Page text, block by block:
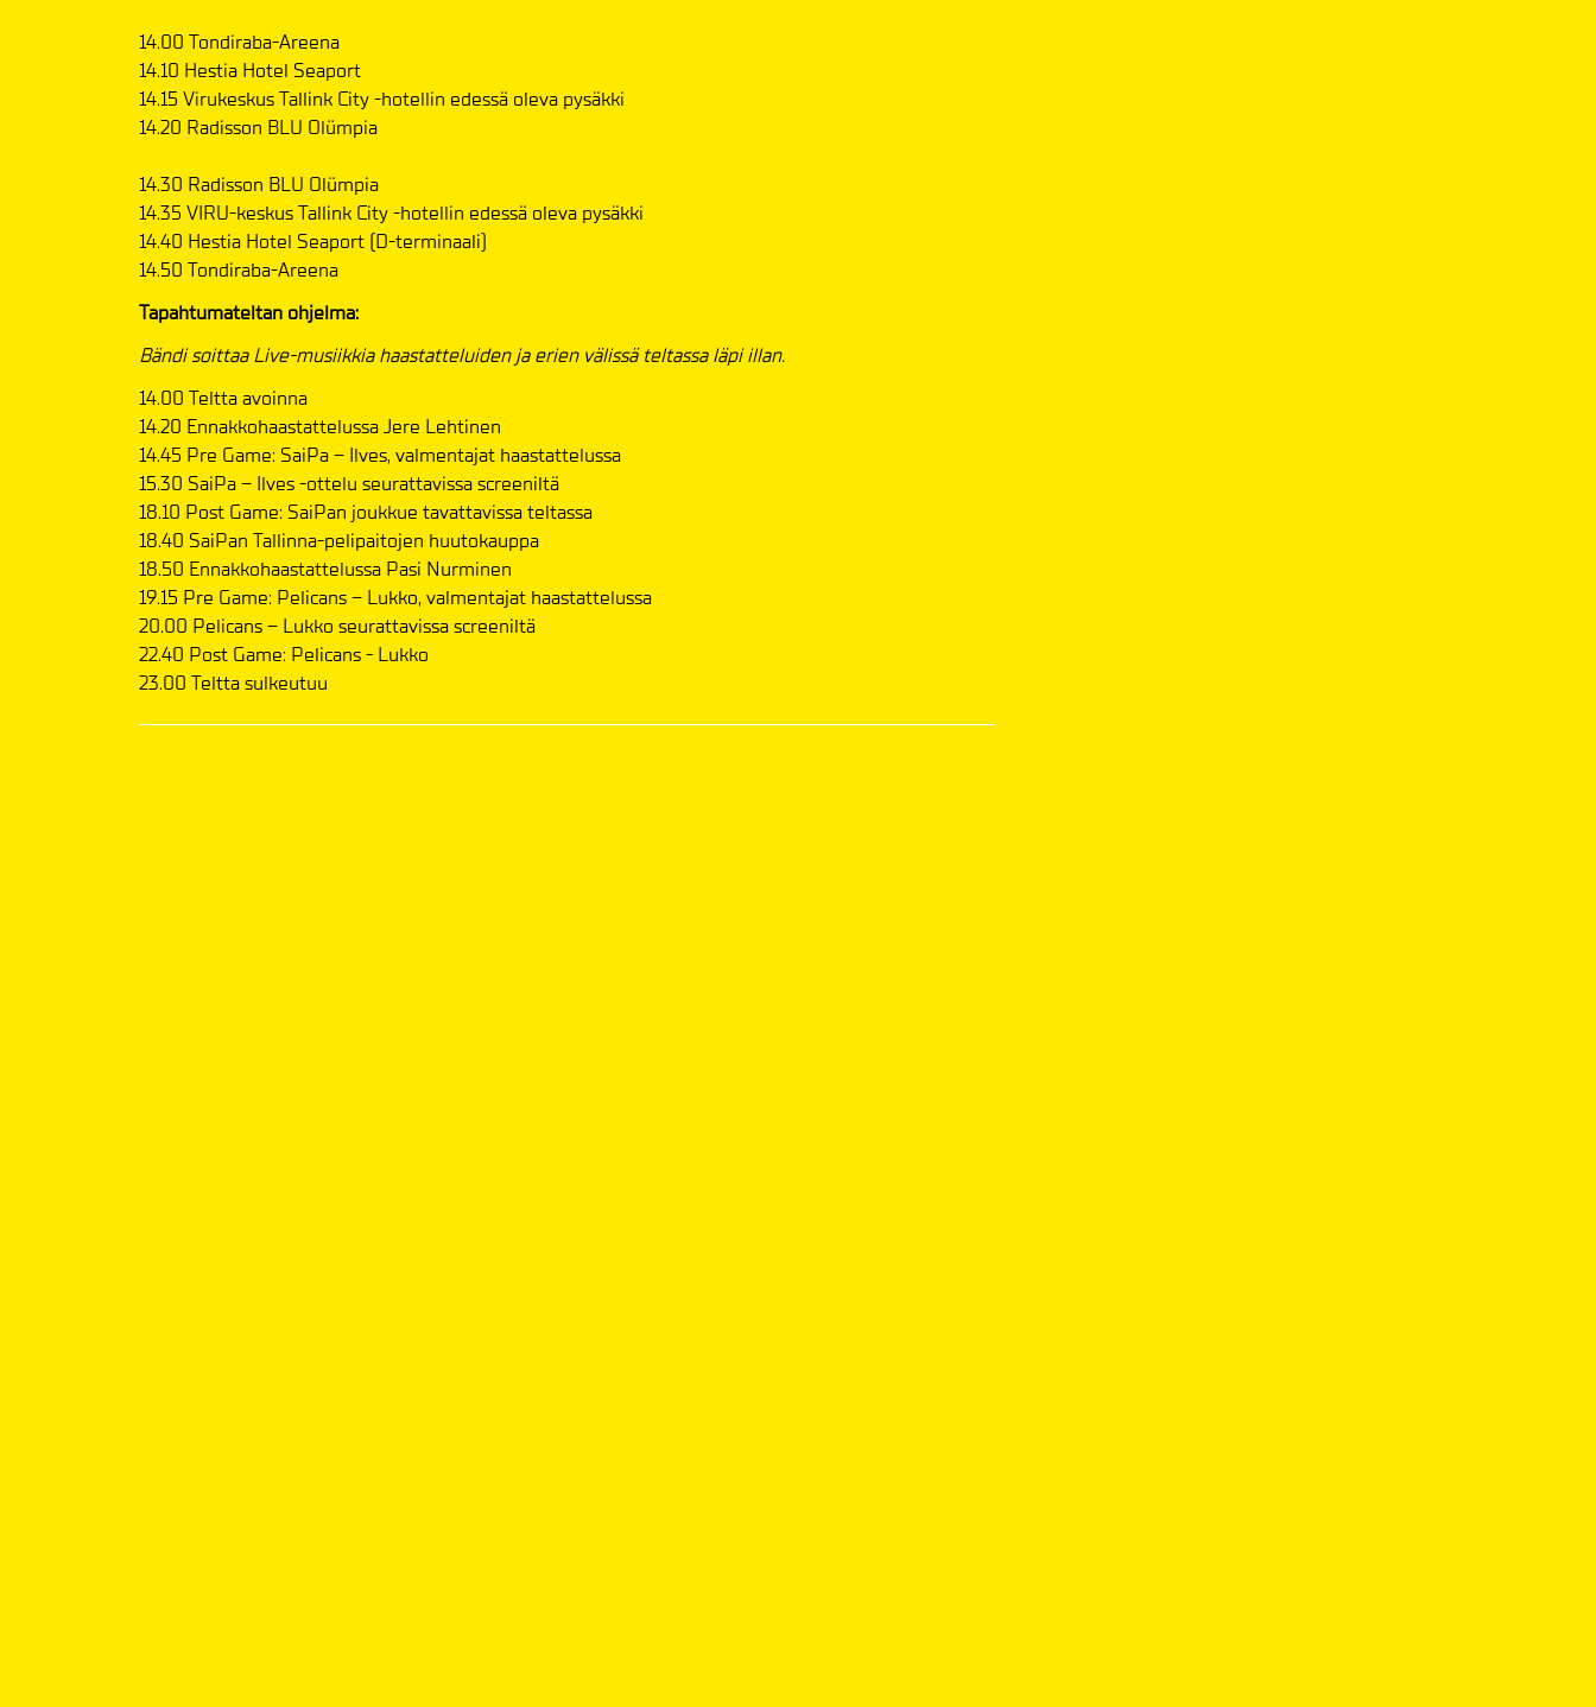
14.00 Tondiraba-Areena
14.10 Hestia Hotel Seaport
14.15 Virukeskus Tallink City -hotellin edessä oleva pysäkki
14.20 Radisson BLU Olümpia
14.30 Radisson BLU Olümpia
14.35 VIRU-keskus Tallink City -hotellin edessä oleva pysäkki
14.40 Hestia Hotel Seaport (D-terminaali)
14.50 Tondiraba-Areena
Tapahtumateltan ohjelma:
Bändi soittaa Live-musiikkia haastatteluiden ja erien välissä teltassa läpi illan.
14.00 Teltta avoinna
14.20 Ennakkohaastattelussa Jere Lehtinen
14.45 Pre Game: SaiPa – Ilves, valmentajat haastattelussa
15.30 SaiPa – Ilves -ottelu seurattavissa screeniltä
18.10 Post Game: SaiPan joukkue tavattavissa teltassa
18.40 SaiPan Tallinna-pelipaitojen huutokauppa
18.50 Ennakkohaastattelussa Pasi Nurminen
19.15 Pre Game: Pelicans – Lukko, valmentajat haastattelussa
20.00 Pelicans – Lukko seurattavissa screeniltä
22.40 Post Game: Pelicans - Lukko
23.00 Teltta sulkeutuu